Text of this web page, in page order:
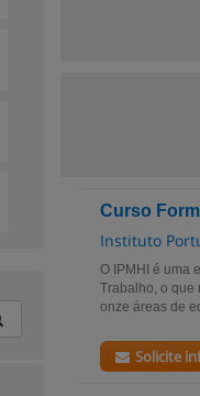
Curso
Instituto
O IPMHI é uma
Trabalho, o que
onze áreas de
Solicite